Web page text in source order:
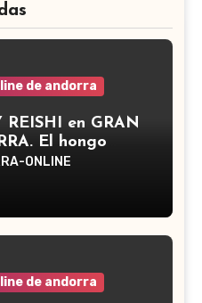
de andorra
REISHI en GRAN
El hongo
científico es
es un hongo
asiática
ONLINE
de andorra